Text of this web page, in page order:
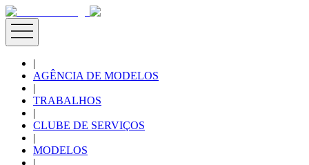
|
AGÊNCIA DE MODELOS
|
TRABALHOS
|
CLUBE DE SERVIÇOS
|
MODELOS
|